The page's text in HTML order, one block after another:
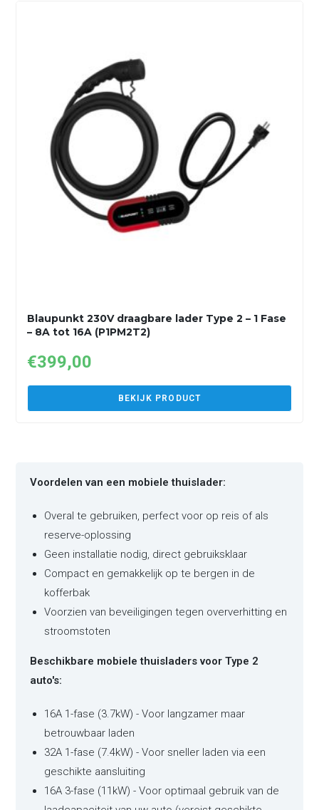
Blaupunkt 230V draagbare lader Type 2 – 1 Fase
– 8A tot 16A (P1PM2T2)
€399,00
BEKIJK PRODUCT
Voordelen van een mobiele thuislader:
Overal te gebruiken, perfect voor op reis of als
reserve-oplossing
Geen installatie nodig, direct gebruiksklaar
Compact en gemakkelijk op te bergen in de
kofferbak
Voorzien van beveiligingen tegen oververhitting en
stroomstoten
Beschikbare mobiele thuisladers voor Type 2
auto's:
16A 1-fase (3.7kW) - Voor langzamer maar
betrouwbaar laden
32A 1-fase (7.4kW) - Voor sneller laden via een
geschikte aansluiting
16A 3-fase (11kW) - Voor optimaal gebruik van de